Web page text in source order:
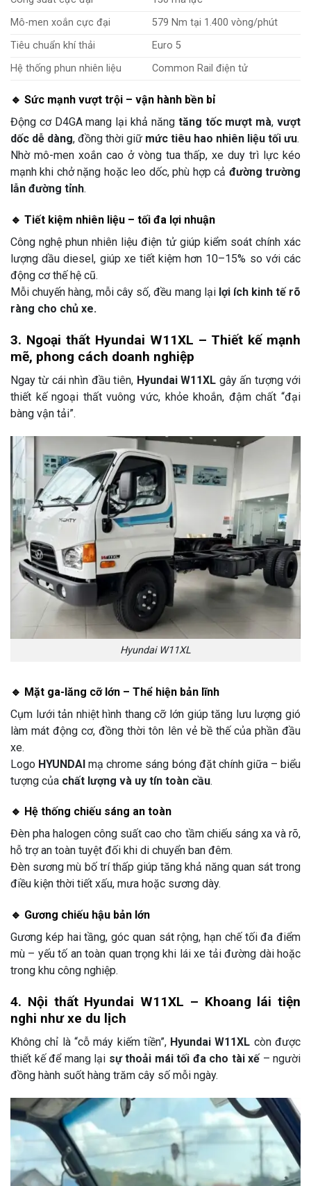
Mô-men xoắn cực đại
579 Nm tại 1.400 vòng/phút
Tiêu chuẩn khí thải
Euro 5
Hệ thống phun nhiên liệu
Common Rail điện tử
🔹 Sức mạnh vượt trội – vận hành bền bỉ
Động cơ D4GA mang lại khả năng tăng tốc mượt mà,vượt
dốc dễ dàng, đồng thời giữ mức tiêu hao nhiên liệu tối ưu.
Nhờ mô-men xoắn cao ở vòng tua thấp, xe duy trì lực kéo
mạnh khi chở nặng hoặc leo dốc, phù hợp cả đường trường
lẫn đường tỉnh.
🔹 Tiết kiệm nhiên liệu – tối đa lợi nhuận
Công nghệ phun nhiên liệu điện tử giúp kiểm soát chính xác
lượng dầu diesel, giúp xe tiết kiệm hơn 10–15% so với các
động cơ thế hệ cũ.
Mỗi chuyến hàng, mỗi cây số, đều mang lại lợi ích kinh tế rõ
ràng cho chủ xe.
3. Ngoại thất Hyundai W11XL – Thiết kế mạnh
mẽ, phong cách doanh nghiệp
Ngay từ cái nhìn đầu tiên, Hyundai W11XL gây ấn tượng với
thiết kế ngoại thất vuông vức, khỏe khoắn, đậm chất “đại
bàng vận tải”.
Hyundai W11XL
🔹 Mặt ga-lăng cỡ lớn – Thể hiện bản lĩnh
Cụm lưới tản nhiệt hình thang cỡ lớn giúp tăng lưu lượng gió
làm mát động cơ, đồng thời tôn lên vẻ bề thế của phần đầu
xe.
Logo HYUNDAI mạ chrome sáng bóng đặt chính giữa – biểu
tượng của chất lượng và uy tín toàn cầu.
🔹 Hệ thống chiếu sáng an toàn
Đèn pha halogen công suất cao cho tầm chiếu sáng xa và rõ,
hỗ trợ an toàn tuyệt đối khi di chuyển ban đêm.
Đèn sương mù bố trí thấp giúp tăng khả năng quan sát trong
điều kiện thời tiết xấu, mưa hoặc sương dày.
🔹 Gương chiếu hậu bản lớn
Gương kép hai tầng, góc quan sát rộng, hạn chế tối đa điểm
mù – yếu tố an toàn quan trọng khi lái xe tải đường dài hoặc
trong khu công nghiệp.
4. Nội thất Hyundai W11XL – Khoang lái tiện
nghi như xe du lịch
Không chỉ là “cỗ máy kiếm tiền”, Hyundai W11XL còn được
thiết kế để mang lại sự thoải mái tối đa cho tài xế– người
đồng hành suốt hàng trăm cây số mỗi ngày.